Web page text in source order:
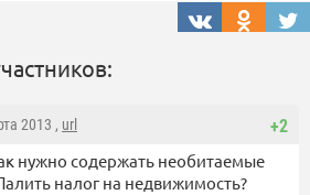
+2
2013 , url
нужно содержать необитаемые
налог на недвижимость?